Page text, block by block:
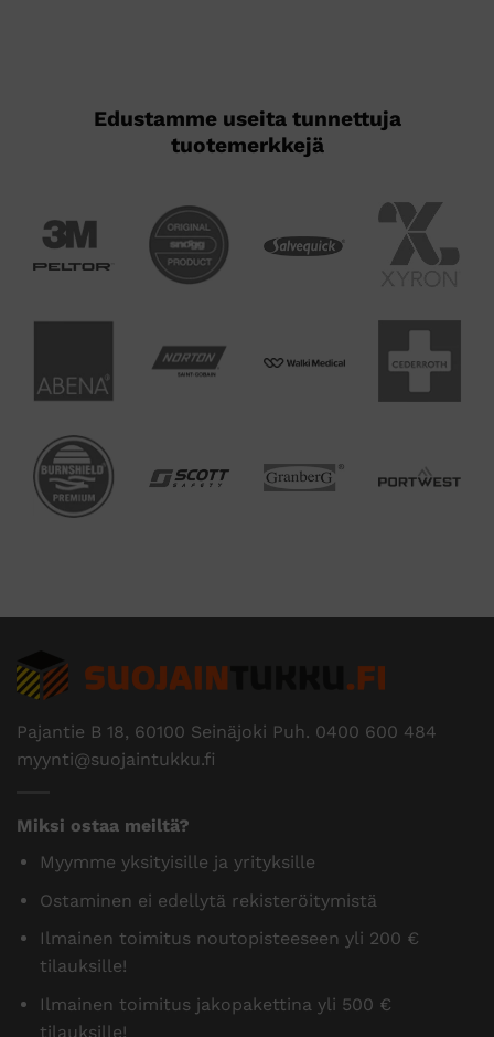
Edustamme useita tunnettuja
tuotemerkkejä
Pajantie B 18, 60100 Seinäjoki Puh. 0400 600 484
myynti@suojaintukku.fi
Miksi ostaa meiltä?
Myymme yksityisille ja yrityksille
Ostaminen ei edellytä rekisteröitymistä
Ilmainen toimitus noutopisteeseen yli 200 €
tilauksille!
Ilmainen toimitus jakopakettina yli 500 €
tilauksille!